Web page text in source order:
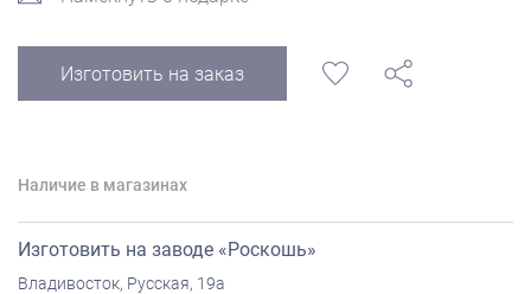
Изготовить на заказ
Наличие в магазинах
Изготовить на заводе «Роскошь»
Владивосток, Русская, 19а